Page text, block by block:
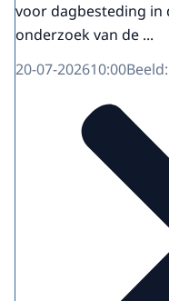
voor dagbesteding
onderzoek van de ...
20-07-202610:00